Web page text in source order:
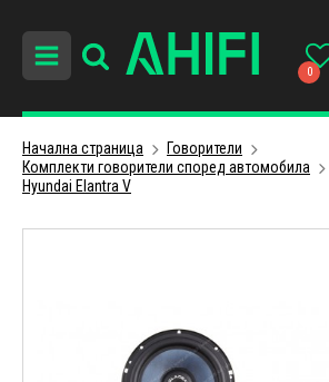
0
Начална страница
Говорители
Комплекти говорители според автомобила
Hyundai Elantra V